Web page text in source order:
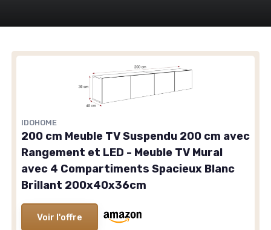
IDOHOME
200 cm Meuble TV Suspendu 200 cm avec
Rangement et LED - Meuble TV Mural
avec 4 Compartiments Spacieux Blanc
Brillant 200x40x36cm
Voir l'offre